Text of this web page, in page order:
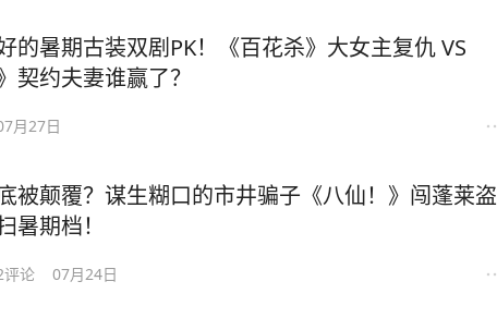
的暑期古装双剧PK！《百花杀》大女主复仇 VS
契约夫妻谁赢了？
月27日
被颠覆？谋生糊口的市井骗子《八仙！》闯蓬莱盗
暑期档！
评论 07月24日